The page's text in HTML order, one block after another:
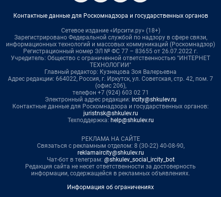
Контактные данные для Роскомнадзора и государственных органов
Сетевое издание «Ирсити.ру» (18+)
Зарегистрировано Федеральной службой по надзору в сфере связи,
информационных технологий и массовых коммуникаций (Роскомнадзор)
Регистрационный номер ЭЛ № ФС 77 – 83655 от 26.07.2022 г.
Учредитель: Общество с ограниченной ответственностью "ИНТЕРНЕТ
ТЕХНОЛОГИИ"
Главный редактор: Кузнецова Зоя Валерьевна
Адрес редакции: 664022, Россия, г. Иркутск, ул. Советская, стр. 42, пом. 7
(офис 206),
телефон +7 (924) 603 02 71
Электронный адрес редакции: ircity@shkulev.ru
Контактные данные для Роскомнадзора и государственных органов:
juristnsk@shkulev.ru
Техподдержка: help@shkulev.ru
РЕКЛАМА НА САЙТЕ
Связаться с рекламным отделом: 8 (30-22) 40-08-90,
reklamaircity@shkulev.ru
Чат-бот в телеграм: @shkulev_social_ircity_bot
Редакция сайта не несет ответственности за достоверность
информации, содержащейся в рекламных объявлениях.
Информация об ограничениях